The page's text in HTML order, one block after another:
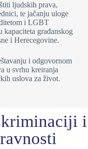
ljudskih prava,
te jačanju uloge
i LGBT
kapaciteta građanskog
i Herecegovine.
i odgovornom
u svrhu kreiranja
uslova za život.
i